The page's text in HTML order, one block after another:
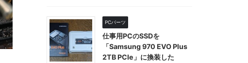
PCパーツ
仕事用PCのSSDを
「Samsung 970 EVO Plus
2TB PCIe」に換装した